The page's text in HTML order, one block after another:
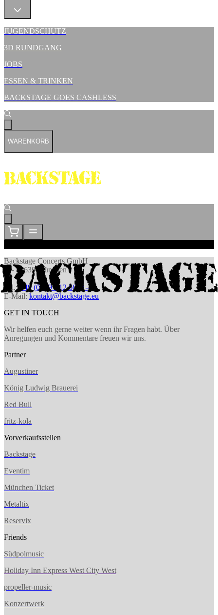
JUGENDSCHUTZ
3D RUNDGANG
JOBS
ESSEN & TRINKEN
BACKSTAGE GOES CASHLESS
WARENKORB
Backstage Concerts GmbH
D - 80639 München
Tel.:
+49 (0) 89 – 12 6610 – 0
E-Mail: kon­takt@back­stage.eu
GET IN TOUCH
Wir helfen euch gerne weiter wenn ihr Fragen habt. Über
Anregungen und Kommentare freuen wir uns.
Partner
Augustiner
König Ludwig Brauerei
Red Bull
fritz-kola
Vorverkaufsstellen
Backstage
Eventim
München Ticket
Metaltix
Reservix
Friends
Südpolmusic
Holiday Inn Express West City West
propeller-music
Konzertwerk